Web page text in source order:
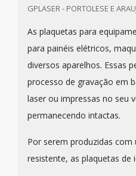
GPLASER - PORTOLESE E
As plaquetas para
para painéis elétricos,
diversos aparelhos. Essas
processo de gravação em
laser ou impressas no seu
permanecendo intactas.
Por serem produzidas com
resistente, as plaquetas de